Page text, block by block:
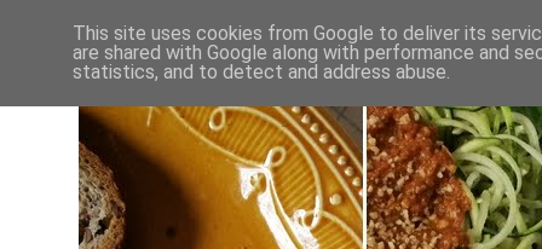
This site uses cookies from Google to deliver its
are shared with Google along with performance and
statistics, and to detect and address abuse.